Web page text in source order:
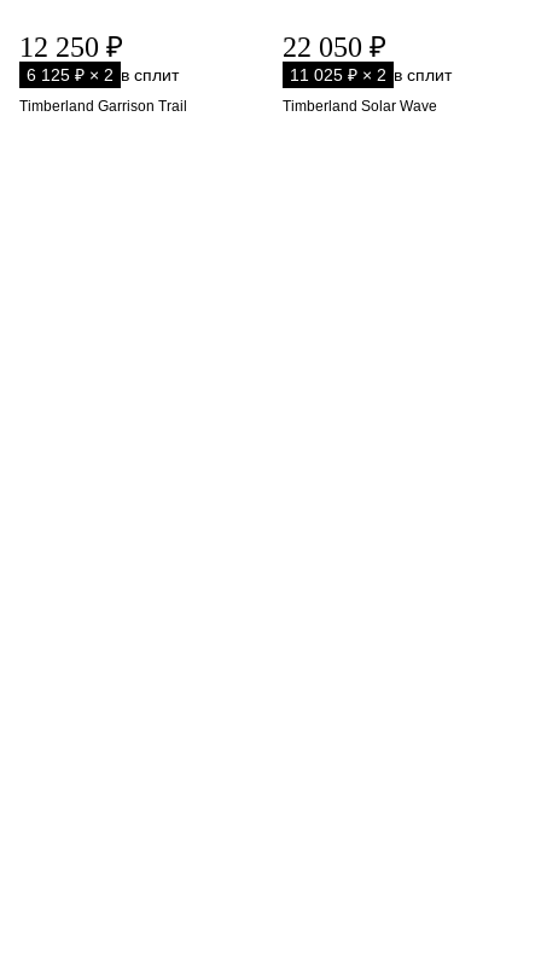
12 250 ₽
6 125 ₽ × 2 в сплит
Timberland Garrison Trail
22 050 ₽
11 025 ₽ × 2 в сплит
Timberland Solar Wave